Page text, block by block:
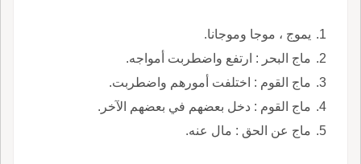
يموج ، موجا وموجانا.
ماج البحر : ارتفع واضطربت أمواجه.
ماج القوم : اختلفت أمورهم واضطربت.
ماج القوم : دخل بعضهم في بعضهم الآخر.
ماج عن الحق : مال عنه.